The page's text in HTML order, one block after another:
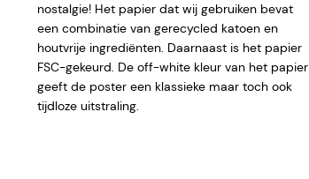
nostalgie! Het papier dat wij gebruiken bevat
een combinatie van gerecycled katoen en
houtvrije ingrediënten. Daarnaast is het papier
FSC-gekeurd. De off-white kleur van het papier
geeft de poster een klassieke maar toch ook
tijdloze uitstraling.